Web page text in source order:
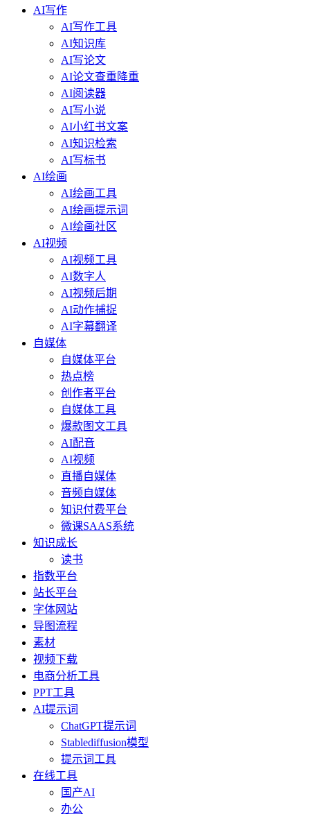
AI写作
AI写作工具
AI知识库
AI写论文
AI论文查重降重
AI阅读器
AI写小说
AI小红书文案
AI知识检索
AI写标书
AI绘画
AI绘画工具
AI绘画提示词
AI绘画社区
AI视频
AI视频工具
AI数字人
AI视频后期
AI动作捕捉
AI字幕翻译
自媒体
自媒体平台
热点榜
创作者平台
自媒体工具
爆款图文工具
AI配音
AI视频
直播自媒体
音频自媒体
知识付费平台
微课SAAS系统
知识成长
读书
指数平台
站长平台
字体网站
导图流程
素材
视频下载
电商分析工具
PPT工具
AI提示词
ChatGPT提示词
Stablediffusion模型
提示词工具
在线工具
国产AI
办公